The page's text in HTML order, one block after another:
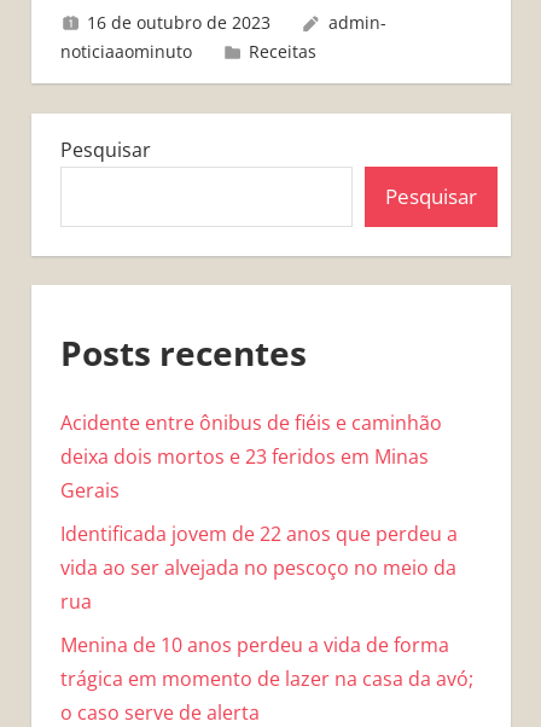
16 de outubro de 2023
admin-
noticiaaominuto
Receitas
Pesquisar
Pesquisar
Posts recentes
Acidente entre ônibus de fiéis e caminhão
deixa dois mortos e 23 feridos em Minas
Gerais
Identificada jovem de 22 anos que perdeu a
vida ao ser alvejada no pescoço no meio da
rua
Menina de 10 anos perdeu a vida de forma
trágica em momento de lazer na casa da avó;
o caso serve de alerta